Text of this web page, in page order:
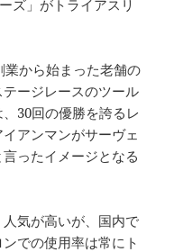
ズ」がトライアスリ
業から始まった老舗の
ージレースのツール
30回の優勝を誇るレ
アンマンがサーヴェ
ったイメージとなる
気が高いが、国内で
での使用率は常にト